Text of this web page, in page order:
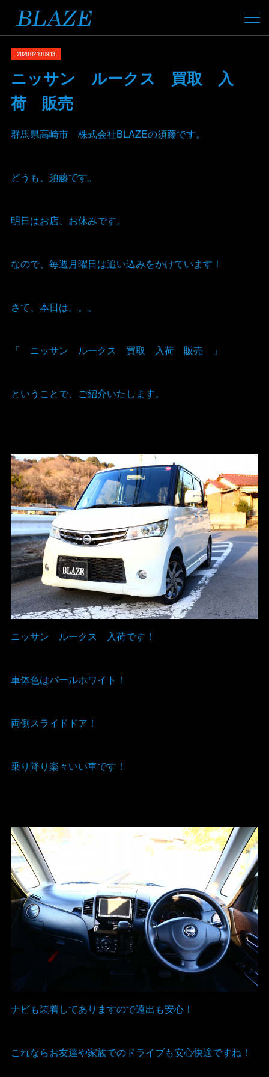
2020.02.10 09:13
ニッサン ルークス 買取 入
荷 販売
群馬県高崎市 株式会社BLAZEの須藤です。
どうも、須藤です。
明日はお店、お休みです。
なので、毎週月曜日は追い込みをかけています！
さて、本日は。。。
「 ニッサン ルークス 買取 入荷 販売 」
ということで、ご紹介いたします。
ニッサン ルークス 入荷です！
車体色はパールホワイト！
両側スライドドア！
乗り降り楽々いい車です！
ナビも装着してありますので遠出も安心！
これならお友達や家族でのドライブも安心快適ですね！